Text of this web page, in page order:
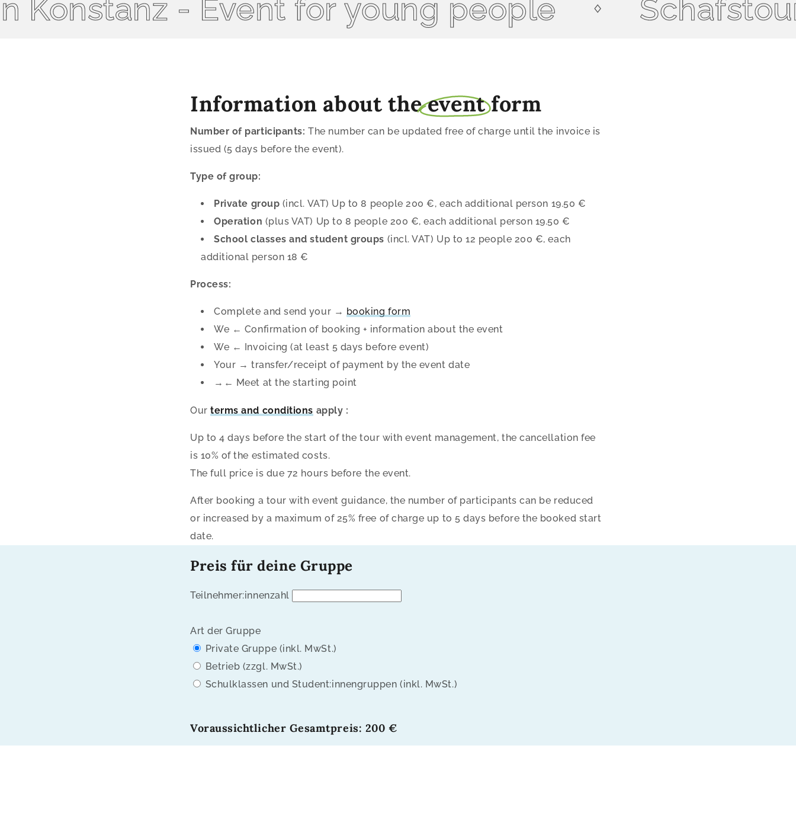
- Event for young people Schafstour
Information about theeventform
Number of participants: The number can be updated free of charge until the invoice is
issued (5 days before the event).
Type of group:
Private group (incl. VAT) Up to 8 people 200 €, each additional person 19.50 €
Operation (plus VAT) Up to 8 people 200 €, each additional person 19.50 €
School classes and student groups (incl. VAT) Up to 12 people 200 €, each
additional person 18 €
Process:
Complete and send your → booking form
We ← Confirmation of booking + information about the event
We ← Invoicing (at least 5 days before event)
Your → transfer/receipt of payment by the event date
→← Meet at the starting point
Ourterms and conditions apply :
Up to 4 days before the start of the tour with event management, the cancellation fee
is 10% of the estimated costs.
The full price is due 72 hours before the event.
After booking a tour with event guidance, the number of participants can be reduced
or increased by a maximum of 25% free of charge up to 5 days before the booked start
date.
Preis für deine Gruppe
Teilnehmer:innenzahl
Art der Gruppe
Private Gruppe (inkl. MwSt.)
Betrieb (zzgl. MwSt.)
Schulklassen und Student:innengruppen (inkl. MwSt.)
Voraussichtlicher Gesamtpreis: 200 €